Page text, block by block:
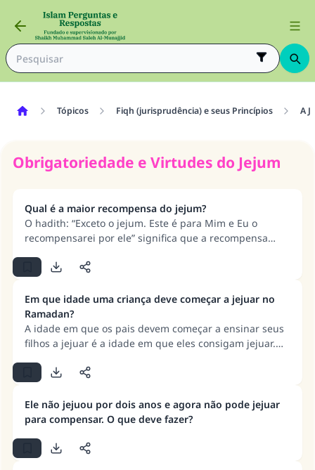
Tópicos Fiqh (jurisprudência) e seus Princípios A
Obrigatoriedade e Virtudes do Jejum
Qual é a maior recompensa do jejum?
O hadith: “Exceto o jejum. Este é para Mim e Eu o
recompensarei por ele” significa que a recompensa
Em que idade uma criança deve começar a jejuar no
Ramadan?
A idade em que os pais devem começar a ensinar seus
filhos a jejuar é a idade em que eles consigam jejuar.
de idade.
Ele não jejuou por dois anos e agora não pode jejuar
para compensar. O que deve fazer?